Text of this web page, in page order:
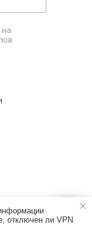
на
отключен ли VPN